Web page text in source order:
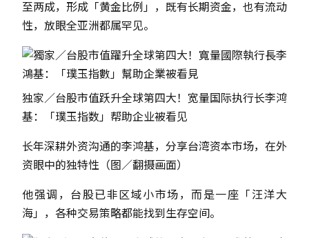
至两成，形成「黄金比例」，既有长期资金，也有流动
性，放眼全亚洲都属罕见。
独家／台股市值跃升全球第四大！宽量国际执行长李鸿
基：「璞玉指数」帮助企业被看见
长年深耕外资沟通的李鸿基，分享台湾资本市场，在外
资眼中的独特性（图／翻摄画面）
他强调，台股已非区域小市场，而是一座「汪洋大
海」，各种交易策略都能找到生存空间。